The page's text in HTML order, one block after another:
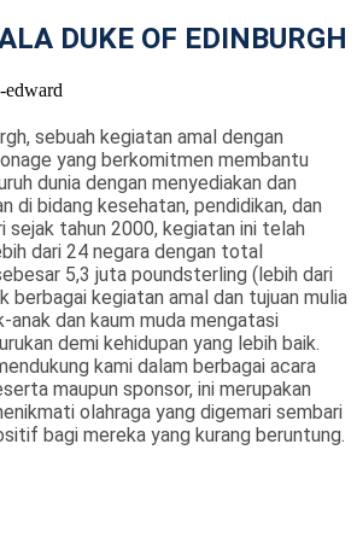
DUKE OF EDINBURGH
sebuah kegiatan amal dengan
yang berkomitmen membantu
dunia dengan menyediakan dan
di bidang kesehatan, pendidikan, dan
sejak tahun 2000, kegiatan ini telah
dari 24 negara dengan total
5,3 juta poundsterling (lebih dari
berbagai kegiatan amal dan tujuan mulia
anak dan kaum muda mengatasi
demi kehidupan yang lebih baik.
kami dalam berbagai acara
maupun sponsor, ini merupakan
olahraga yang digemari sembari
bagi mereka yang kurang beruntung.